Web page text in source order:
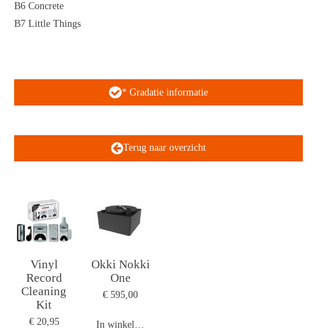
B6 Concrete
B7 Little Things
* Gradatie informatie
Terug naar overzicht
Vinyl
Record
Cleaning
Kit
€ 20,95
Okki Nokki
One
€ 595,00
In winkelwagen